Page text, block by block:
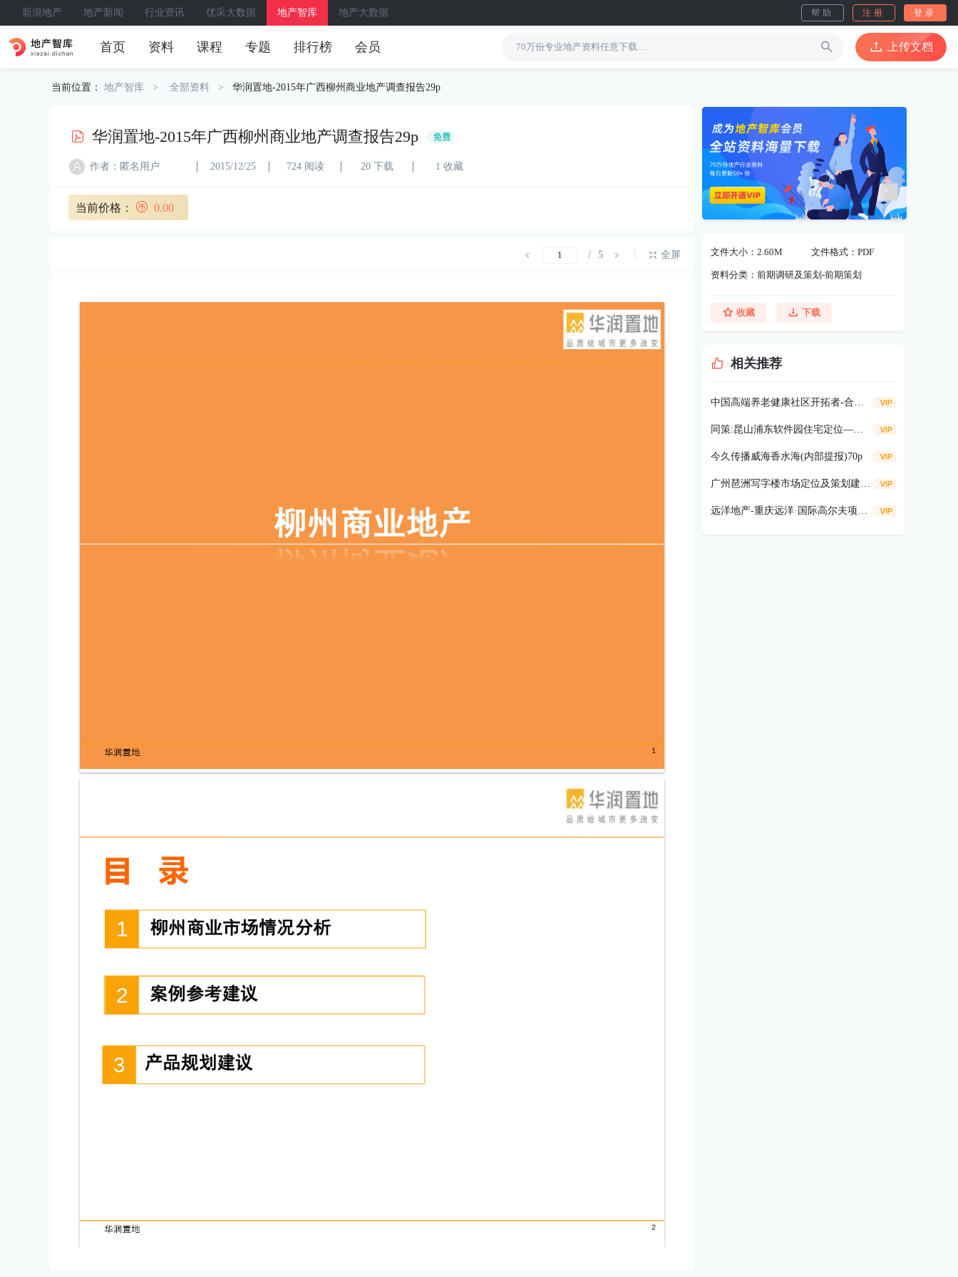
新浪地产 地产新闻 行业资讯 优采大数据 地产智库 地产大数据 帮助 注册 登录
首页 资料 课程 专题 排行榜 会员 上传文档
当前位置： 地产智库 全部资料 华润置地-2015年广西柳州商业地产调查报告29p
华润置地-2015年广西柳州商业地产调查报告29p
作者：匿名用户 2015/12/25 724 阅读 20 下载 1 收藏
当前价格： 0.00
/ 5 全屏 文件大小：2.60M 文件格式：PDF
资料分类：前期调研及策划-前期策划
收藏 下载
相关推荐
中国高端养老健康社区开拓者-合众“健康谷” 汇报53p
同策:昆山浦东软件园住宅定位—建筑风格135P
今久传播威海香水海(内部提报)70p
广州琶洲写字楼市场定位及策划建议38p
远洋地产-重庆远洋·国际高尔夫项目定位全案381p